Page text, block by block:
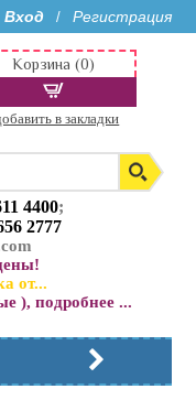
Вход / Регистрация
4400;
2777
от...
), подробнее ...
Корзина (0)
в закладки